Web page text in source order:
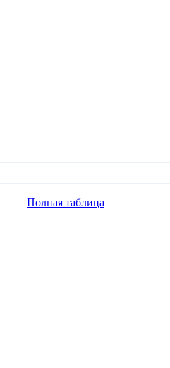
Полная таблица